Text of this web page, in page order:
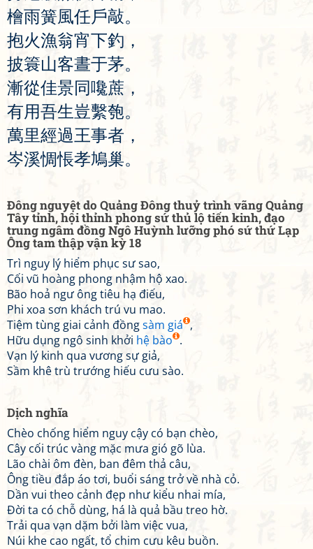
檜雨簧風任戶敲。
抱火漁翁宵下釣 ，
披簑山客晝于茅。
漸從佳景同嚵蔗 ，
有用吾生豈繫匏。
萬里經過王事者 ，
岑溪惆悵孝鳩巢。
Đông nguyệt do Quảng Đông thuỷ trình vãng Quảng
Tây tỉnh, hội thỉnh phong sứ thủ lộ tiến kinh, đạo
trung ngâm đồng Ngô Huỳnh lưỡng phó sứ thứ Lạp
Ông tam thập vận kỳ 18
Trì nguy lý hiểm phục sư sao,
Cối vũ hoàng phong nhậm hộ xao.
Bão hoả ngư ông tiêu hạ điếu,
Phi xoa sơn khách trú vu mao.
Tiệm tùng giai cảnh đồngsàm giá ,
Hữu dụng ngô sinh khởi hệ bào .
Vạn lý kinh qua vương sự giả,
Sầm khê trù trướng hiếu cưu sào.
Dịch nghĩa
Chèo chống hiểm nguy cậy có bạn chèo,
Cây cối trúc vàng mặc mưa gió gõ lùa.
Lão chài ôm đèn, ban đêm thả câu,
Ông tiều đắp áo tơi, buổi sáng trở về nhà cỏ.
Dần vui theo cảnh đẹp như kiểu nhai mía,
Đời ta có chỗ dùng, há là quả bầu treo hờ.
Trải qua vạn dặm bởi làm việc vua,
Núi khe cao ngất, tổ chim cưu kêu buồn.